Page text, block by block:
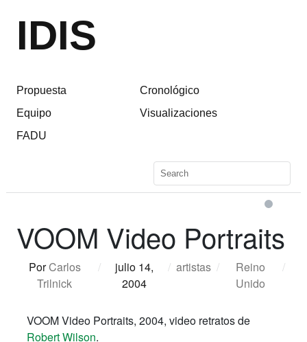
IDIS
Propuesta
Equipo
FADU
Cronológico
Visualizaciones
VOOM Video Portraits
PorCarlos
Trilnick
/
julio 14,
2004
/ artistas /
Reino
Unido
/
VOOM Video Portraits, 2004, video retratos de
Robert Wilson.